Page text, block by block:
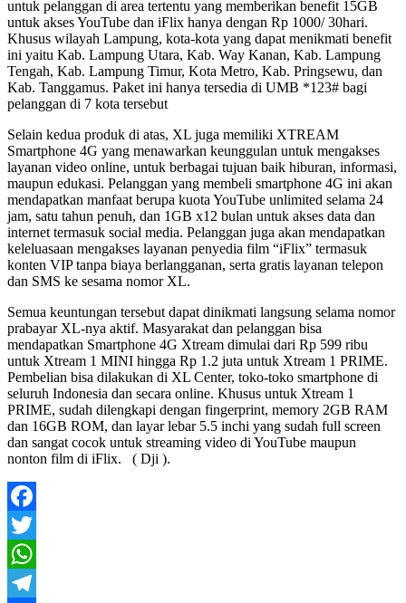
untuk pelanggan di area tertentu yang memberikan benefit 15GB
untuk akses YouTube dan iFlix hanya dengan Rp 1000/ 30hari.
Khusus wilayah Lampung, kota-kota yang dapat menikmati benefit
ini yaitu Kab. Lampung Utara, Kab. Way Kanan, Kab. Lampung
Tengah, Kab. Lampung Timur, Kota Metro, Kab. Pringsewu, dan
Kab. Tanggamus. Paket ini hanya tersedia di UMB *123# bagi
pelanggan di 7 kota tersebut
Selain kedua produk di atas, XL juga memiliki XTREAM
Smartphone 4G yang menawarkan keunggulan untuk mengakses
layanan video online, untuk berbagai tujuan baik hiburan, informasi,
maupun edukasi. Pelanggan yang membeli smartphone 4G ini akan
mendapatkan manfaat berupa kuota YouTube unlimited selama 24
jam, satu tahun penuh, dan 1GB x12 bulan untuk akses data dan
internet termasuk social media. Pelanggan juga akan mendapatkan
keleluasaan mengakses layanan penyedia film “iFlix” termasuk
konten VIP tanpa biaya berlangganan, serta gratis layanan telepon
dan SMS ke sesama nomor XL.
Semua keuntungan tersebut dapat dinikmati langsung selama nomor
prabayar XL-nya aktif. Masyarakat dan pelanggan bisa
mendapatkan Smartphone 4G Xtream dimulai dari Rp 599 ribu
untuk Xtream 1 MINI hingga Rp 1.2 juta untuk Xtream 1 PRIME.
Pembelian bisa dilakukan di XL Center, toko-toko smartphone di
seluruh Indonesia dan secara online. Khusus untuk Xtream 1
PRIME, sudah dilengkapi dengan fingerprint, memory 2GB RAM
dan 16GB ROM, dan layar lebar 5.5 inchi yang sudah full screen
dan sangat cocok untuk streaming video di YouTube maupun
nonton film di iFlix. ( Dji ).
Facebook
Twitter
WhatsApp